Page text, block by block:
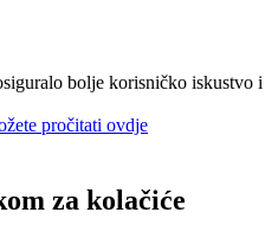
bolje korisničko iskustvo i
pročitati ovdje
za kolačiće